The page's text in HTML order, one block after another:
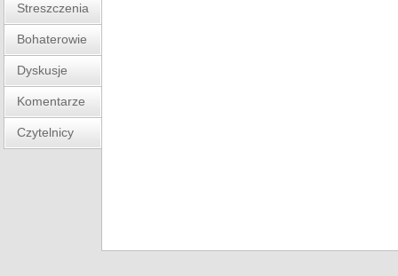
Streszczenia
Bohaterowie
Dyskusje
Komentarze
Czytelnicy